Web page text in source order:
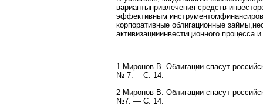
вариантыпривлечения средств
эффективным
корпоративные облигационные
активизацииинвестиционного
1 Миронов В. Облигации спасут
№ 7.— С. 14.
2 Миронов В. Облигации спасут
№7. — С. 14.